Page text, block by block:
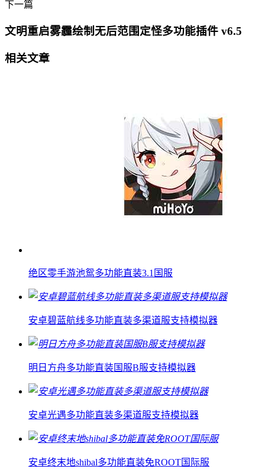
下一篇
文明重启雾霾绘制无后范围定怪多功能插件 v6.5
相关文章
绝区零手游池鸳多功能直装3.1国服
安卓碧蓝航线多功能直装多渠道服支持模拟器
明日方舟多功能直装国服B服支持模拟器
安卓光遇多功能直装多渠道服支持模拟器
安卓终末地shibal多功能直装免ROOT国际服